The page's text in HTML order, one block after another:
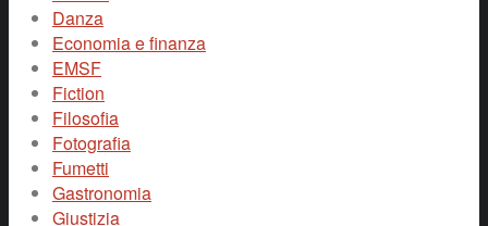
Danza
Economia e finanza
EMSF
Fiction
Filosofia
Fotografia
Fumetti
Gastronomia
Giustizia